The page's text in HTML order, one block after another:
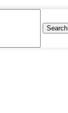
Search